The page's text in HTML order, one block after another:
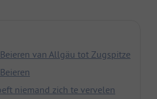
van Allgäu tot Zugspitze
niemand zich te vervelen